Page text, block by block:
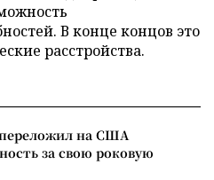
В конце концов это
расстройства.
на США
за свою роковую